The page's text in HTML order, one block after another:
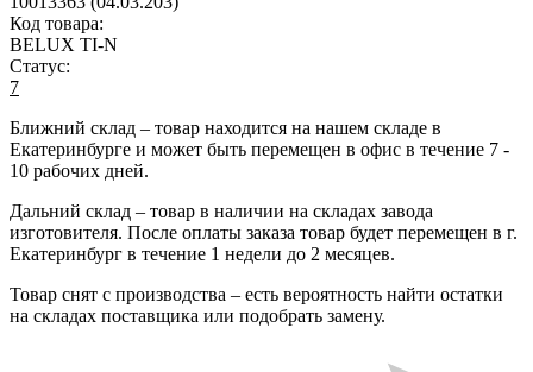
Код товара:
BELUX TI-N
Статус:
7
Ближний склад – товар находится на нашем складе в
Екатеринбурге и может быть перемещен в офис в течение 7 -
10 рабочих дней.
Дальний склад – товар в наличии на складах завода
изготовителя. После оплаты заказа товар будет перемещен в г.
Екатеринбург в течение 1 недели до 2 месяцев.
Товар снят с производства – есть вероятность найти остатки
на складах поставщика или подобрать замену.